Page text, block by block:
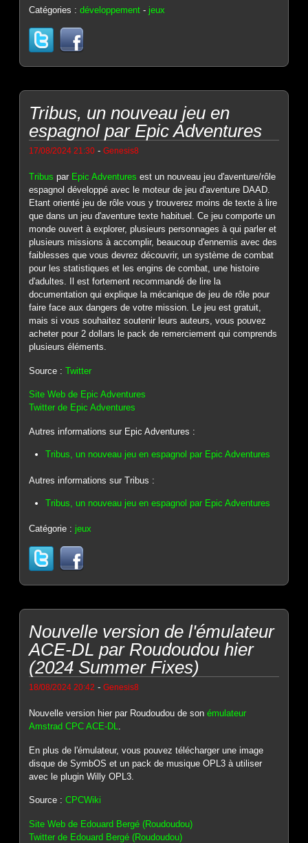
Catégories :développement -jeux
Tribus, un nouveau jeu en
espagnol par Epic Adventures
17/08/2024 21:30 -Genesis8
Tribus par Epic Adventures est un nouveau jeu d'aventure/rôle
espagnol développé avec le moteur de jeu d'aventure DAAD.
Etant orienté jeu de rôle vous y trouverez moins de texte à lire
que dans un jeu d'aventure texte habituel. Ce jeu comporte un
monde ouvert à explorer, plusieurs personnages à qui parler et
plusieurs missions à accomplir, beaucoup d'ennemis avec des
faiblesses que vous devrez découvrir, un système de combat
pour les statistiques et les engins de combat, une histoire
d'adultes. Il est fortement recommandé de lire la
documentation qui explique la mécanique de jeu de rôle pour
faire face aux dangers de votre mission. Le jeu est gratuit,
mais si vous souhaitez soutenir leurs auteurs, vous pouvez
acheter pour 2 dollars le pack de remerciement qui comprends
plusieurs éléments.
Source :Twitter
Site Web de Epic Adventures
Twitter de Epic Adventures
Autres informations sur Epic Adventures :
Tribus, un nouveau jeu en espagnol par Epic Adventures
Autres informations sur Tribus :
Tribus, un nouveau jeu en espagnol par Epic Adventures
Catégorie :jeux
Nouvelle version de l'émulateur
ACE-DL par Roudoudou hier
(2024 Summer Fixes)
18/08/2024 20:42 -Genesis8
Nouvelle version hier par Roudoudou de sonémulateur
Amstrad CPC ACE-DL.
En plus de l'émulateur, vous pouvez télécharger une image
disque de SymbOS et un pack de musique OPL3 à utiliser
avec le plugin Willy OPL3.
Source :CPCWiki
Site Web de Edouard Bergé (Roudoudou)
Twitter de Edouard Bergé (Roudoudou)